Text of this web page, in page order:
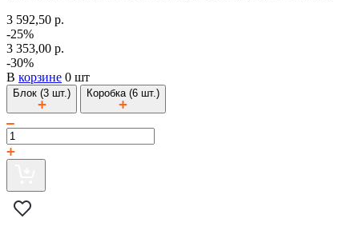
3 592,50 р.
-25%
3 353,00 р.
-30%
В корзине 0 шт
Блок (3 шт.) Коробка (6 шт.)